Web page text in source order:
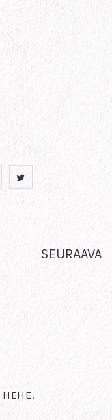
SEURAAVA